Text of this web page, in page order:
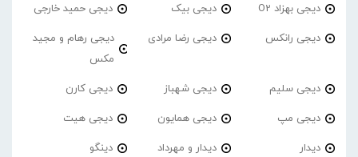
دیجی بهزاد O2 دیجی بیک دیجی حمید خارجی
دیجی رانکس دیجی رضا مرادی
دیجی رهام و مجید
مکس
دیجی سلیم دیجی شهباز دیجی کارن
دیجی مپ دیجی همایون دیجی هیت
دیدار دیدار و مهرداد دینگو